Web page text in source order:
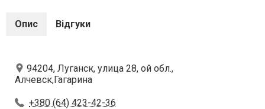
Опис Відгуки
94204, Луганск, улица 28, ой обл.,
Алчевск,Гагарина
+380 (64) 423-42-36